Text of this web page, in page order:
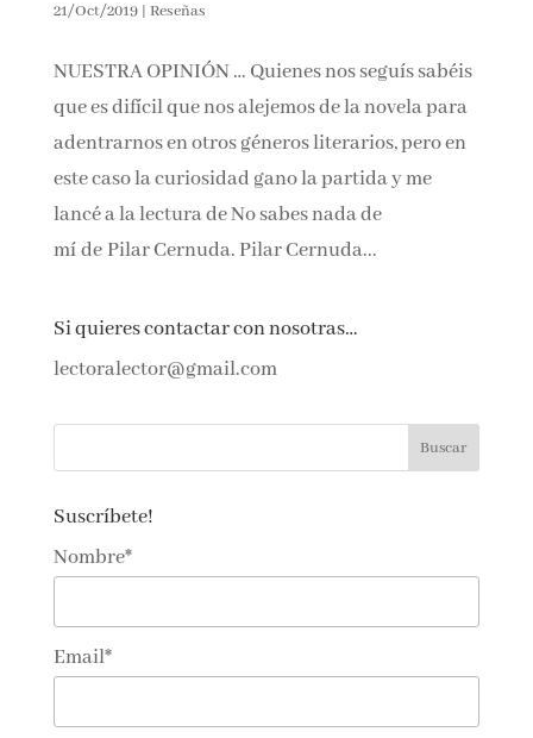
21/Oct/2019| Reseñas
NUESTRA OPINIÓN … Quienes nos seguís sabéis
que es difícil que nos alejemos de la novela para
adentrarnos en otros géneros literarios, pero en
este caso la curiosidad gano la partida y me
lancé a la lectura de No sabes nada de
mí de Pilar Cernuda. Pilar Cernuda...
Si quieres contactar con nosotras…
lectoralector@gmail.com
Suscríbete!
Nombre*
Email*